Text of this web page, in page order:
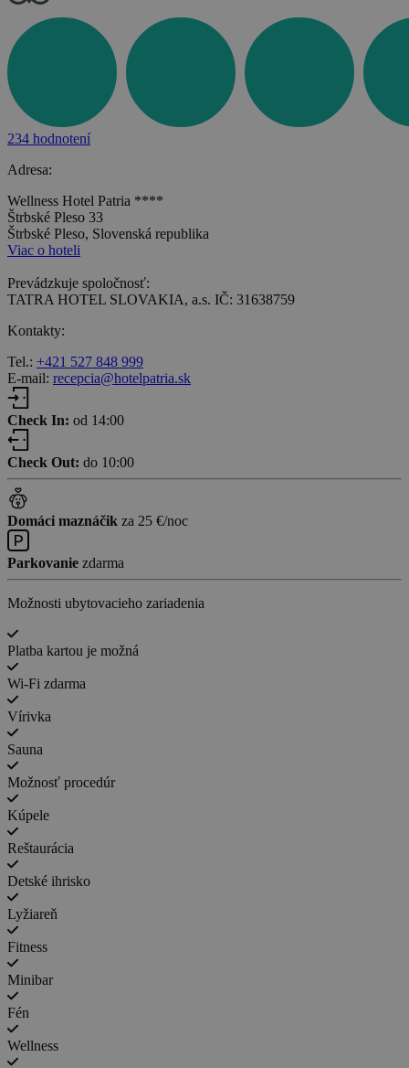
234 hodnotení
Adresa:
Wellness Hotel Patria ****
Štrbské Pleso 33
Štrbské Pleso, Slovenská republika
Viac o hoteli
Prevádzkuje spoločnosť:
TATRA HOTEL SLOVAKIA, a.s. IČ: 31638759
Kontakty:
Tel.: +421 527 848 999
E-mail: recepcia@hotelpatria.sk
Check In: od 14:00
Check Out: do 10:00
Domáci maznáčik za 25 €/noc
Parkovanie zdarma
Možnosti ubytovacieho zariadenia
Platba kartou je možná
Wi-Fi zdarma
Vírivka
Sauna
Možnosť procedúr
Kúpele
Reštaurácia
Detské ihrisko
Lyžiareň
Fitness
Minibar
Fén
Wellness